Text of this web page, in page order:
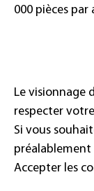
000 pièces par
Le visionnage
respecter
Si vous
préalablement
Accepter les